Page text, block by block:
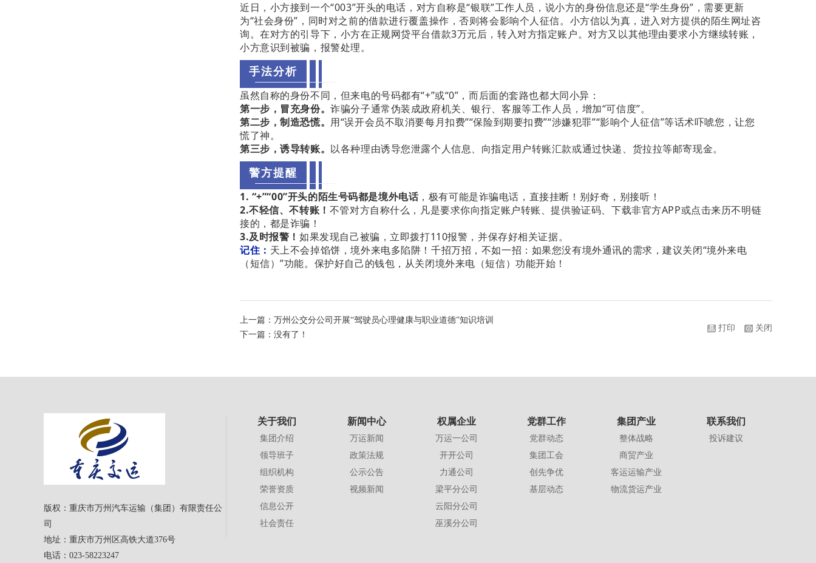
近日，小方接到一个“003”开头的电话，对方自称是“银联”工作人员，说小方的身份信息还是“学生身份”，需要更新
为“社会身份”，同时对之前的借款进行覆盖操作，否则将会影响个人征信。小方信以为真，进入对方提供的陌生网址咨
询。在对方的引导下，小方在正规网贷平台借款3万元后，转入对方指定账户。对方又以其他理由要求小方继续转账，
小方意识到被骗，报警处理。
手法分析
虽然自称的身份不同，但来电的号码都有“+”或“0”，而后面的套路也都大同小异：
第一步，冒充身份。诈骗分子通常伪装成政府机关、银行、客服等工作人员，增加“可信度”。
第二步，制造恐慌。 用“误开会员不取消要每月扣费”“保险到期要扣费”“涉嫌犯罪”“影响个人征信”等话术吓唬您，让您
慌了神。
第三步，诱导转账。 以各种理由诱导您泄露个人信息、向指定用户转账汇款或通过快递、货拉拉等邮寄现金。
警方提醒
1. “+”“00”开头的陌生号码都是境外电话，极有可能是诈骗电话，直接挂断！别好奇，别接听！
2.不轻信、不转账！ 不管对方自称什么，凡是要求你向指定账户转账、提供验证码、下载非官方APP或点击来历不明链
接的，都是诈骗！
3.及时报警！如果发现自己被骗，立即拨打110报警，并保存好相关证据。
记住： 天上不会掉馅饼，境外来电多陷阱！千招万招，不如一招：如果您没有境外通讯的需求，建议关闭“境外来电
（短信）”功能。保护好自己的钱包，从关闭境外来电（短信）功能开始！
上一篇：万州公交分公司开展“驾驶员心理健康与职业道德”知识培训
下一篇：没有了！
关闭
打印
版权：重庆市万州汽车运输（集团）有限责任公
司
地址：重庆市万州区高铁大道376号
电话：023-58223247
关于我们
集团介绍
领导班子
组织机构
荣誉资质
信息公开
社会责任
新闻中心
万运新闻
政策法规
公示公告
视频新闻
权属企业
万运一公司
开开公司
力通公司
梁平分公司
云阳分公司
巫溪分公司
党群工作
党群动态
集团工会
创先争优
基层动态
集团产业
整体战略
商贸产业
客运运输产业
物流货运产业
联系我们
投诉建议